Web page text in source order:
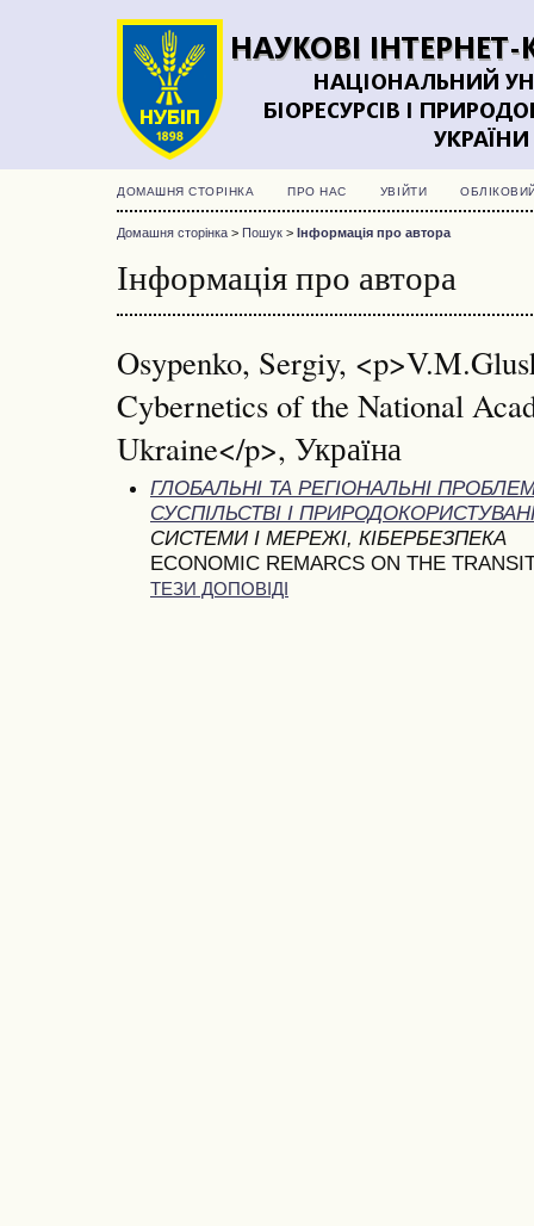
ДОМАШНЯ СТОРІНКА ПРО НАС УВІЙТИ
Домашня сторінка > Пошук > Інформація про автора
Інформація про автора
Osypenko, Sergiy,
Cybernetics of the National
Ukraine</p>, Україна
ГЛОБАЛЬНІ ТА РЕГІОНАЛЬНІ
СУСПІЛЬСТВІ І
СИСТЕМИ І МЕРЕЖІ, КІБЕРБЕЗПЕКА
ECONOMIC REMARCS ON THE
ТЕЗИ ДОПОВІДІ